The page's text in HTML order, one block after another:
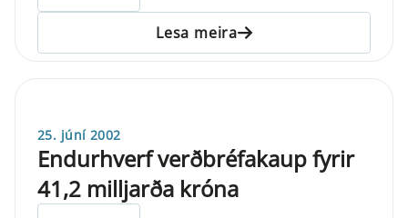
Lesa meira
25. júní 2002
Endurhverf verðbréfakaup fyrir
41,2 milljarða króna